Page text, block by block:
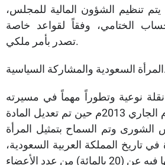
تنظيم الشؤون المالية للمجلس،
الختامي، وفقاً لقواعد خاصة
تصدر بأمر ملكي.
نوعية وتطوراً مهماً في مسيرته
في شهر يناير من العام الجاري 2013م حين تم تعديل المادة
الشورى وتم السماح بتمثيل المرأة
تاريخ المملكة العربية السعودية،